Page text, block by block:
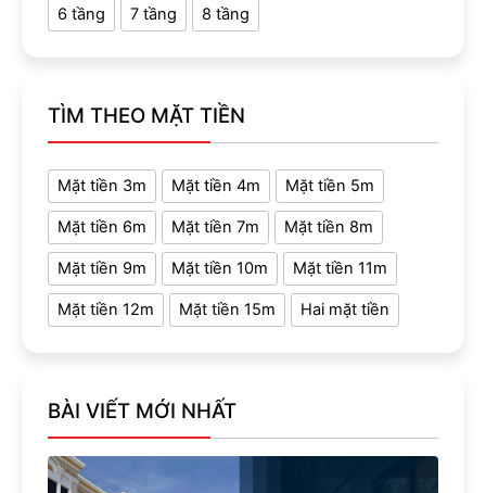
6 tầng 7 tầng 8 tầng
TÌM THEO MẶT TIỀN
Mặt tiền 3m Mặt tiền 4m Mặt tiền 5m
Mặt tiền 6m Mặt tiền 7m Mặt tiền 8m
Mặt tiền 9m Mặt tiền 10m Mặt tiền 11m
Mặt tiền 12m Mặt tiền 15m Hai mặt tiền
BÀI VIẾT MỚI NHẤT